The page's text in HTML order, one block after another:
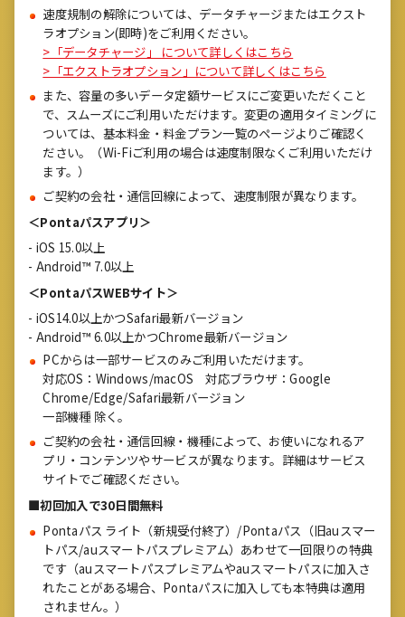
速度規制の解除については、データチャージまたはエクスト
ラオプション(即時)をご利用ください。
>「データチャージ」 について詳しくはこちら
>「エクストラオプション」について詳しくはこちら
また、容量の多いデータ定額サービスにご変更いただくこと
で、スムーズにご利用いただけます。変更の適用タイミングに
ついては、基本料金・料金プラン一覧のページよりご確認く
ださい。（Wi-Fiご利用の場合は速度制限なくご利用いただけ
ます。）
ご契約の会社・通信回線によって、速度制限が異なります。
＜Pontaパスアプリ＞
- iOS 15.0以上
- Android™ 7.0以上
＜PontaパスWEBサイト＞
- iOS14.0以上かつSafari最新バージョン
- Android™ 6.0以上かつChrome最新バージョン
PCからは一部サービスのみご利用いただけます。
対応OS：Windows/macOS 対応ブラウザ：Google
Chrome/Edge/Safari最新バージョン
一部機種 除く。
ご契約の会社・通信回線・機種によって、お使いになれるア
プリ・コンテンツやサービスが異なります。詳細はサービス
サイトでご確認ください。
■初回加入で30日間無料
Pontaパス ライト（新規受付終了）/Pontaパス（旧auスマー
トパス/auスマートパスプレミアム）あわせて一回限りの特典
です（auスマートパスプレミアムやauスマートパスに加入さ
れたことがある場合、Pontaパスに加入しても本特典は適用
されません。）